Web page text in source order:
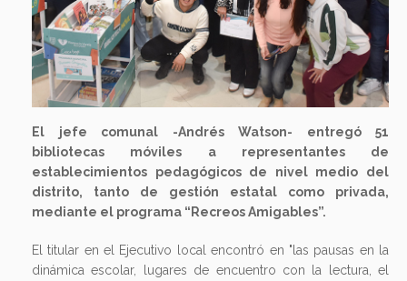
El jefe comunal -Andrés Watson- entregó 51
bibliotecas móviles a representantes de
establecimientos pedagógicos de nivel medio del
distrito, tanto de gestión estatal como privada,
mediante el programa “Recreos Amigables”.
El titular en el Ejecutivo local encontró en "las pausas en la
dinámica escolar, lugares de encuentro con la lectura, el